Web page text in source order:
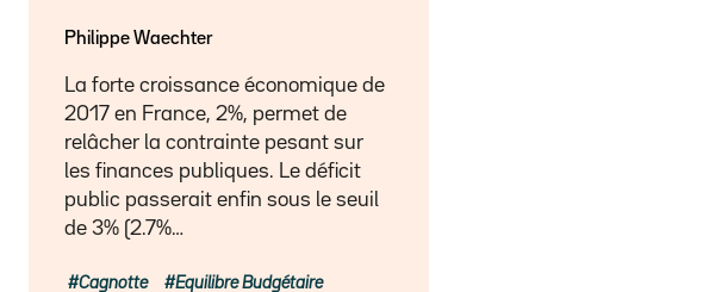
Philippe Waechter
La forte croissance économique de
2017 en France, 2%, permet de
relâcher la contrainte pesant sur
les finances publiques. Le déficit
public passerait enfin sous le seuil
de 3% (2.7%…
Cagnotte
Equilibre Budgétaire